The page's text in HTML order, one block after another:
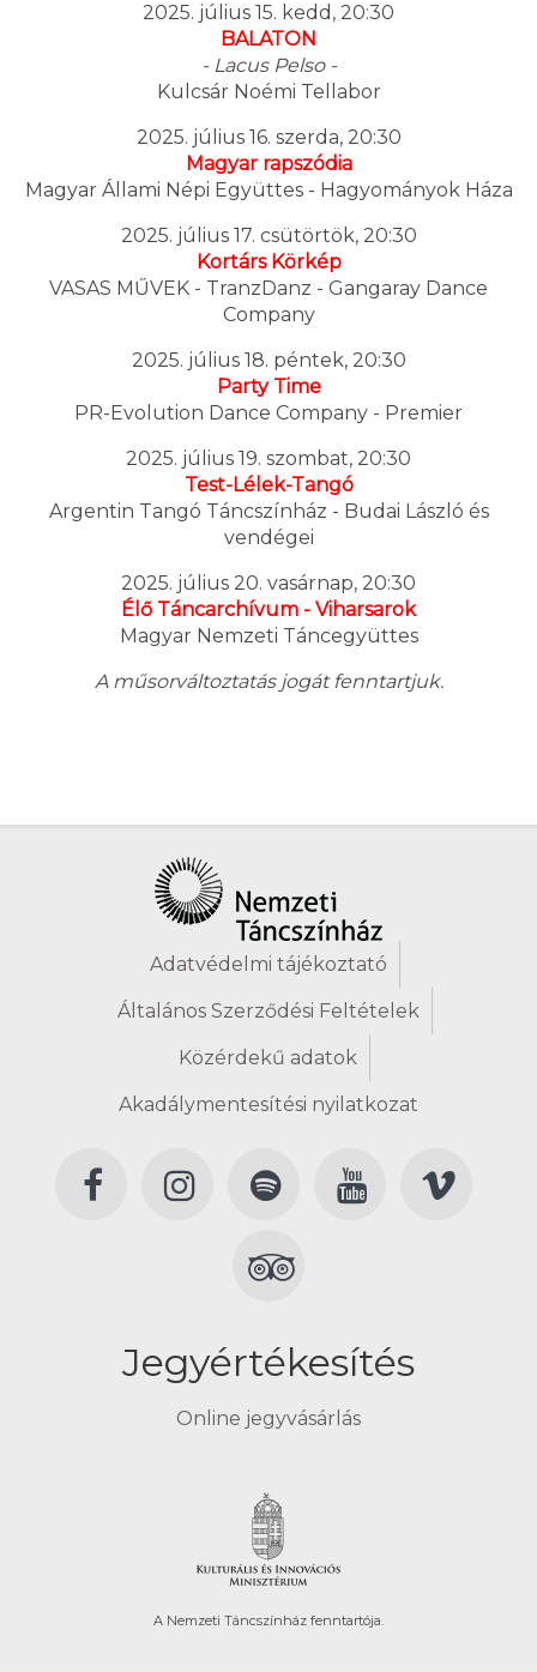
2025. július 15. kedd, 20:30
BALATON
- Lacus Pelso -
Kulcsár Noémi Tellabor
2025. július 16. szerda, 20:30
Magyar rapszódia
Magyar Állami Népi Együttes - Hagyományok Háza
2025. július 17. csütörtök, 20:30
Kortárs Körkép
VASAS MŰVEK - TranzDanz - Gangaray Dance
Company
2025. július 18. péntek, 20:30
Party Time
PR-Evolution Dance Company - Premier
2025. július 19. szombat, 20:30
Test-Lélek-Tangó
Argentin Tangó Táncszínház - Budai László és
vendégei
2025. július 20. vasárnap, 20:30
Élő Táncarchívum - Viharsarok
Magyar Nemzeti Táncegyüttes
A műsorváltoztatás jogát fenntartjuk.
Adatvédelmi tájékoztató
Általános Szerződési Feltételek
Közérdekű adatok
Akadálymentesítési nyilatkozat
Jegyértékesítés
Online jegyvásárlás
A Nemzeti Táncszínház fenntartója.